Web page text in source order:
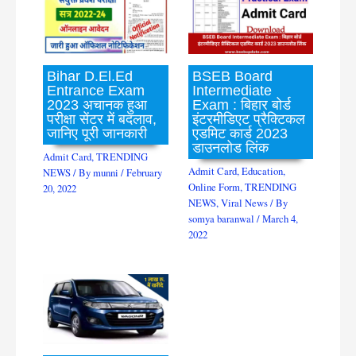
Bihar D.El.Ed
Entrance Exam
2023 अचानक हुआ
परीक्षा सेंटर में बदलाव,
जानिए पूरी जानकारी
Admit Card,TRENDING
NEWS/ Bymunni/February
20, 2022
BSEB Board
Intermediate
Exam : बिहार बोर्ड
इंटरमीडिएट प्रैक्टिकल
एडमिट कार्ड 2023
डाउनलोड लिंक
Admit Card,Education,
Online Form,TRENDING
NEWS,Viral News/ By
somya baranwal /March 4,
2022